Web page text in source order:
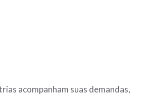
acompanham suas demandas,